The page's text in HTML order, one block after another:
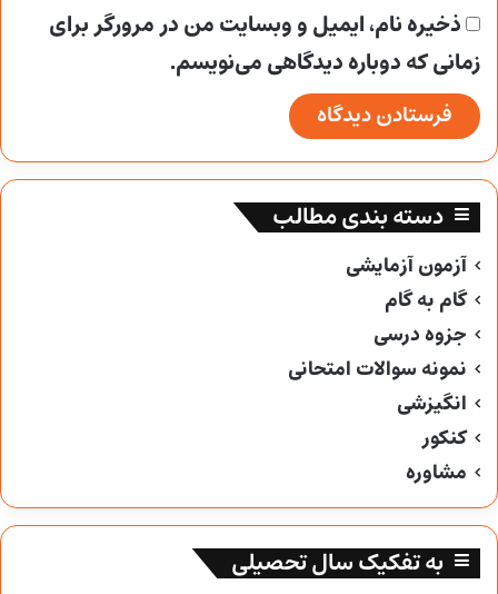
ذخیره نام، ایمیل و وبسایت من در مرورگر برای
زمانی که دوباره دیدگاهی می‌نویسم.
دسته بندی مطالب
آزمون آزمایشی
گام به گام
جزوه درسی
نمونه سوالات امتحانی
انگیزشی
کنکور
مشاوره
به تفکیک سال تحصیلی